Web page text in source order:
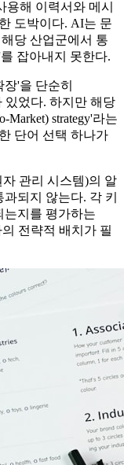
용해 이력서와 메시
도박이다. AI는 문
당 산업군에서 통
잡아내지 못한다.
'을 단순히
있었다. 하지만 해당
Market) strategy'라는
단어 선택 하나가
자 관리 시스템)의 알
되지 않는다. 각 키
는지를 평가하는
전략적 배치가 필